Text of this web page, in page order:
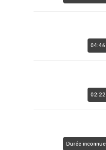
04:46
02:22
Durée inconnue